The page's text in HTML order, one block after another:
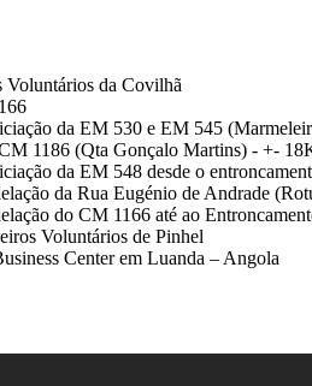
Voluntários da Covilhã
da EM 530 e EM 545
1186 (Qta Gonçalo Martins) - +-
da EM 548 desde o
da Rua Eugénio de Andrade
do CM 1166 até ao
Voluntários de Pinhel
Center em Luanda – Angola